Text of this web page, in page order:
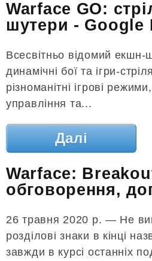
Warface GO:
шутери - Google
Всесвітньо відомий
динамічні бої та ігри-
різноманітні ігрові
управління та...
Далі
Warface:
обговорення,
26 травня 2020 р. — Не
розділові знаки в кінці
завжди в курсі останніх